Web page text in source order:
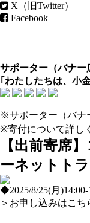
X（旧Twitter）
Facebook
サポーター（バナー
｢わたしたちは、小
※サポーター（バナ
※寄付について詳し
【出前寄席
ーネットト
◆2025/8/25(月
＞お申し込みはこち